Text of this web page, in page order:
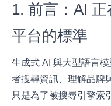
1. 前言：AI
平台的標準
生成式 AI 與大型語言
者搜尋資訊、理解品牌
只是為了被搜尋引擎索